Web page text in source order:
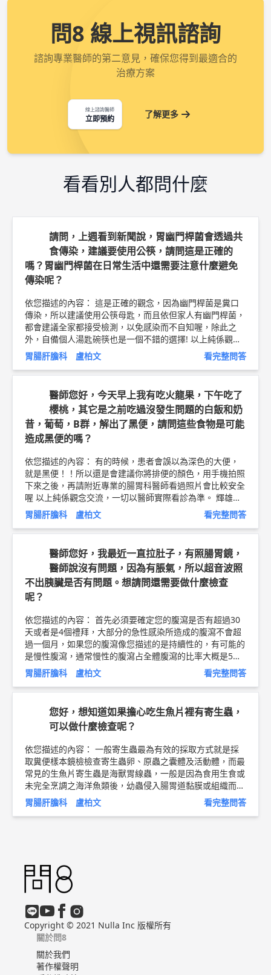
問8 線上視訊諮詢
諮詢專業醫師的第二意見，確保您得到最適合的
治療方案
線上諮詢醫師
立即預約 了解更多
看看別人都問什麼
請問，上週看到新聞說，胃幽門桿菌會透過共
食傳染，建議要使用公筷，請問這是正確的
嗎？胃幽門桿菌在日常生活中還需要注意什麼避免
傳染呢？
依您描述的內容： 這是正確的觀念，因為幽門桿菌是糞口
傳染，所以建議使用公筷母匙，而且依但家人有幽門桿菌，
都會建議全家都接受檢測，以免感染而不自知喔，除此之
外，自備個人湯匙碗筷也是一個不錯的選擇! 以上純係觀念
交流，一切以醫師實際看診為準。 輝雄健檢診所 內科 主任
盧柏文 諾羅病毒衛教文章 ►
http://bit.ly/2PnYFlD醫師簡
介 ►http://bit.ly/2JICtyw
胃腸肝膽科 盧柏文 看完整問答
醫師您好，今天早上我有吃火龍果，下午吃了
櫻桃，其它是之前吃過沒發生問題的白飯和奶
昔，葡萄，B群，解出了黑便，請問這些食物是可能
造成黑便的嗎？
依您描述的內容： 有的時候，患者會誤以為深色的大便，
就是黑便！！所以還是會建議你將排便的顏色，用手機拍照
下來之後，再請附近專業的腸胃科醫師看過照片會比較安全
喔 以上純係觀念交流，一切以醫師實際看診為準。 輝雄健
http://bit.ly/2JICtyw
胃腸肝膽科 盧柏文 看完整問答
醫師您好，我最近一直拉肚子，有照腸胃鏡，
醫師說沒有問題，因為有脹氣，所以超音波照
不出胰臟是否有問題。想請問還需要做什麼檢查
呢？
依您描述的內容： 首先必須要確定您的腹瀉是否有超過30
天或者是4個禮拜，大部分的急性感染所造成的腹瀉不會超
過一個月，如果您的腹瀉像您描述的是持續性的，有可能的
是慢性腹瀉，通常慢性的腹瀉占全體腹瀉的比率大概是5到1
0 %，如果你的大腸鏡檢查是沒有問題，那麼就有可能要考
慮到其他的檢查，比方說甲狀腺功能的亢進，大便中的細菌
檢測，是否長年有使用軟便劑以及其他造成腹瀉的藥物，少
見的胰臟腫瘤，小腸的攝影排除小腸構造上的病變，甚至可
以收集大便去看是否有脂肪不能吸收的狀況，但是最常見的
我還是會建議你做一個食物日記，看是否有特定的東西一吃
和酒精使用，都也是造成慢性腹瀉的原因！剩下比較專科的
檢查，歡迎跟就近的腸胃科醫師做討論喔！ 以上純係觀念
交流，一切以醫師實際看診為準。 輝雄健檢診所 內科 主任
盧柏文 醫師簡介 ►http://bit.ly/2JICtyw腸胃炎衛教文章
►http://bit.ly/2nedSIT
胃腸肝膽科 盧柏文 看完整問答
您好，想知道如果擔心吃生魚片裡有寄生蟲，
可以做什麼檢查呢？
依您描述的內容： 一般寄生蟲最為有效的採取方式就是採
取糞便樣本鏡檢檢查寄生蟲卵、原蟲之囊體及活動體，而最
常見的生魚片寄生蟲是海獸胃線蟲，一般是因為食用生食或
未完全烹調之海洋魚類後，幼蟲侵入腸胃道黏膜或組織而引
起。有急性上腹痛及嘔吐，侵犯小腸壁引起下腹痛及下痢。
症狀可在48小時內出現，內視鏡檢查有時可見蟲體、潰瘍、
JICtyw
腸胃炎衛教文章 ►
胃腸肝膽科 盧柏文 看完整問答
Copyright © 2021 Nulla Inc 版權所有
關於問8
關於我們
著作權聲明